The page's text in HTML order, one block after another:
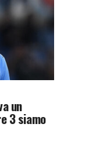
un
3 siamo